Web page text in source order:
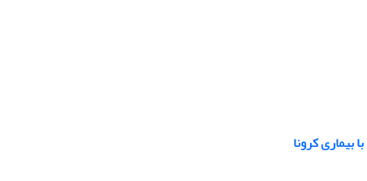
بیماری کرونا